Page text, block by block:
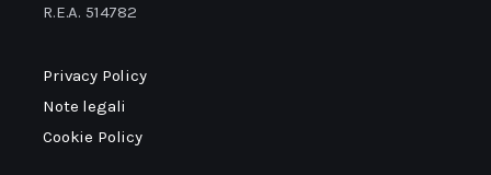
R.E.A. 514782
Privacy Policy
Note legali
Cookie Policy